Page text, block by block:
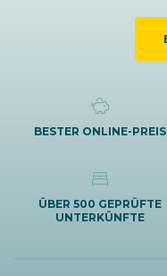
BESTER ONLINE-PREIS
ÜBER 500 GEPRÜFTE
UNTERKÜNFTE